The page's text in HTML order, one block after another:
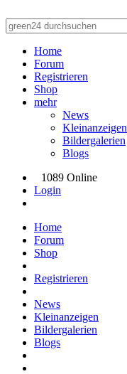
Home
Forum
Registrieren
Shop
mehr
News
Kleinanzeigen
Bildergalerien
Blogs
1089 Online
Login
Home
Forum
Shop
Registrieren
News
Kleinanzeigen
Bildergalerien
Blogs